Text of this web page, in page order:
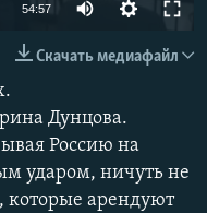
480p
54:57
480p
1080p
Скачать медиафайл
Дунцова.
Россию на
ударом, ничуть не
которые арендуют